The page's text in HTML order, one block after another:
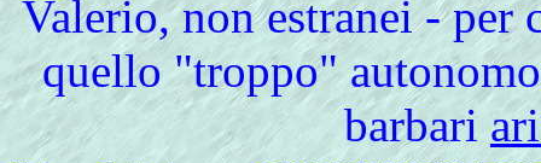
Valerio, non estranei - per
quello "troppo"
barbari